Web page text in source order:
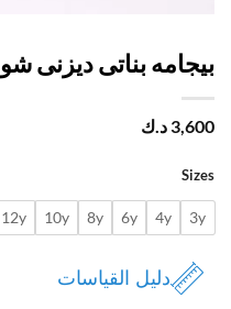
بناتى ديزنى شورت
د.ك
4y
6y
8y
10y
12y
14y
دليل القياسات